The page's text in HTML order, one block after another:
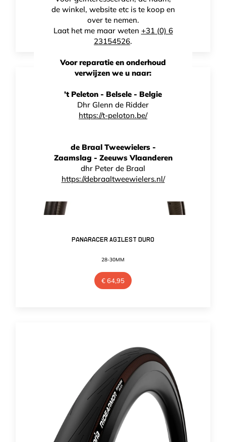
de winkel, website etc is te koop en
over te nemen.
Laat het me maar weten +31 (0) 6
23154526.
Voor reparatie en onderhoud
verwijzen we u naar:
’t Peleton - Belsele - Belgie
Dhr Glenn de Ridder
https://t-peloton.be/
de Braal Tweewielers -
Zaamslag - Zeeuws Vlaanderen
dhr Peter de Braal
https://debraaltweewielers.nl/
TLR - 26-28-30-32MM
€ 38,00
Panaracer Agilest Duro
28-30MM
€64,95